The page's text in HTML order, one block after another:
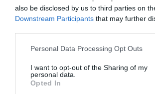
also be disclosed by us to third parties on
Downstream Participants that may further
Please note that this website/app uses one
not limited to your visit or usage behaviour.
grant or deny consent to Google and its
use your data for below specified purposes
Personal Data Processing Opt Outs
I want to opt-out of the Sharing of my
personal data.
Opted In
το ελληνικό καλοκαίρι και
πολιτισμός που μας ενώνει
ΓΙΑ ΤΟ ΚΑΛΟΚΑΊΡΙ ΣΟΥ →